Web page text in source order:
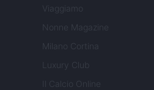
Viaggiamo
Nonne Magazine
Milano Cortina
Luxury Club
Il Calcio Online